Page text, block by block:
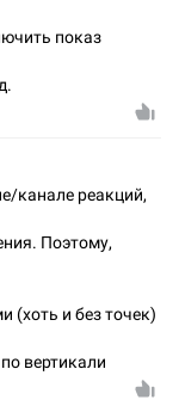
показ
канале реакций,
Поэтому,
(хоть и без точек)
вертикали